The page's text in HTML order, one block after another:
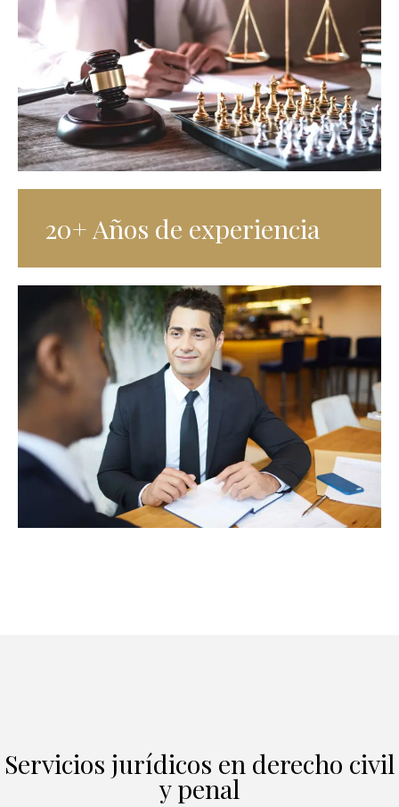
20+ Años de experiencia
Servicios jurídicos en derecho civil
y penal